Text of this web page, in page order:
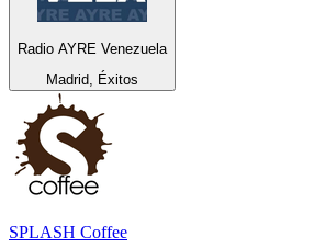
Radio AYRE Venezuela
Madrid, Éxitos
SPLASH Coffee